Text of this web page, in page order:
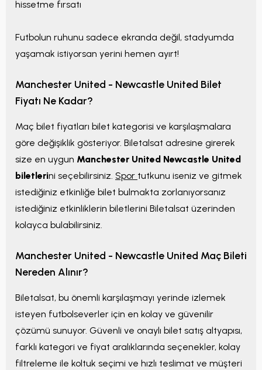
hissetme fırsatı
Futbolun ruhunu sadece ekranda değil, stadyumda
yaşamak istiyorsan yerini hemen ayırt!
Manchester United - Newcastle United Bilet
Fiyatı Ne Kadar?
Maç bilet fiyatları bilet kategorisi ve karşılaşmalara
göre değişiklik gösteriyor. Biletalsat adresine girerek
size en uygun Manchester United Newcastle United
biletlerini seçebilirsiniz. Spor tutkunu iseniz ve gitmek
istediğiniz etkinliğe bilet bulmakta zorlanıyorsanız
istediğiniz etkinliklerin biletlerini Biletalsat üzerinden
kolayca bulabilirsiniz.
Manchester United - Newcastle United Maç Bileti
Nereden Alınır?
Biletalsat, bu önemli karşılaşmayı yerinde izlemek
isteyen futbolseverler için en kolay ve güvenilir
çözümü sunuyor. Güvenli ve onaylı bilet satış altyapısı,
farklı kategori ve fiyat aralıklarında seçenekler, kolay
filtreleme ile koltuk seçimi ve hızlı teslimat ve müşteri